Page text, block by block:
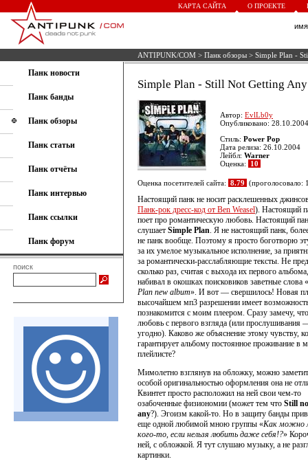
КАРТА САЙТА О ПРОЕКТЕ
ANTIPUNK/COM > Панк обзоры > Simple Plan -
Панк новости
Панк банды
Панк обзоры
Панк статьи
Панк отчёты
Панк интервью
Панк ссылки
Панк форум
поиск
Simple Plan - Still Not Getting Any
Автор: EvlLb0y
Опубликовано:
Стиль: Power Pop
Дата релиза: 26.10.2004
Лейбл: Warner
Оценка:
10
Оценка посетителей сайта: 8.79 (проголосовало:
Настоящий панк не носит раcклешенных
Панк-рок дресс-код от Ben Weasel). Настоящий
поет про романтическую любовь. Настоящий
слушает Simple Plan. Я не настоящий панк,
не панк вообще. Поэтому я просто боготворю
за их умелое музыкальное исполнение, за
за романтически-расслабляющие тексты. Не
сколько раз, считая с выхода их первого
набивал в окошках поисковиков заветные слова «
Plan new album». И вот — свершилось! Новая
высочайшем мп3 разрешении имеет
познакомится с моим плеером. Сразу замечу,
любовь с первого взгляда (или прослушивания
угодно). Каково же объяснение этому чувству,
гарантирует альбому постоянное проживание в
плейлисте?
Мимолетно взглянув на обложку, можно
особой оригинальностью оформления она не
Квинтет просто расположил на ней свои чем-то
озабоченные физиономии (может тем что Still
any?). Эгоизм какой-то. Но в защиту банды
еще одной любимой мною группы «Как можно
кого-то, если нельзя любить даже себя!?»
ней, с обложкой. Я тут слушаю музыку, а не
картинки.